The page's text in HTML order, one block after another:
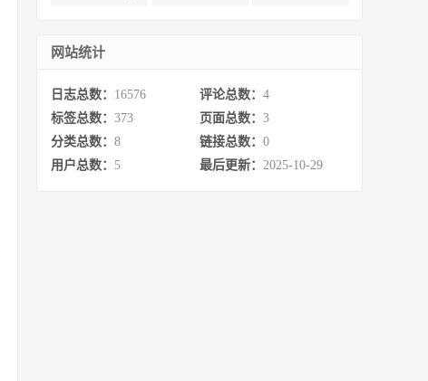
网站统计
日志总数： 16576 评论总数： 4
标签总数： 373 页面总数： 3
分类总数： 8 链接总数： 0
用户总数： 5 最后更新： 2025-10-29